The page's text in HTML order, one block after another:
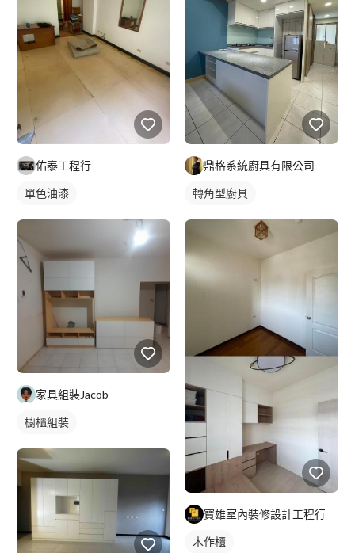
佑泰工程行
單色油漆
家具組裝Jacob
櫥櫃組裝
鼎格系統廚具有限公司
轉角型廚具
寶雄室內裝修設計工程行
木作櫃